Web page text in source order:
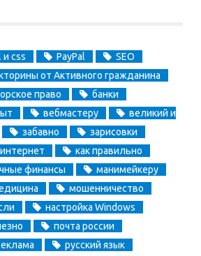
и css PayPal
SEO
от Активного гражданина
право
банки
вебмастеру
великий и
забавно
зарисовки
интернет
как правильно
финансы
манимейкеру
мошенничество
настройка Windows
почта россии
русский язык